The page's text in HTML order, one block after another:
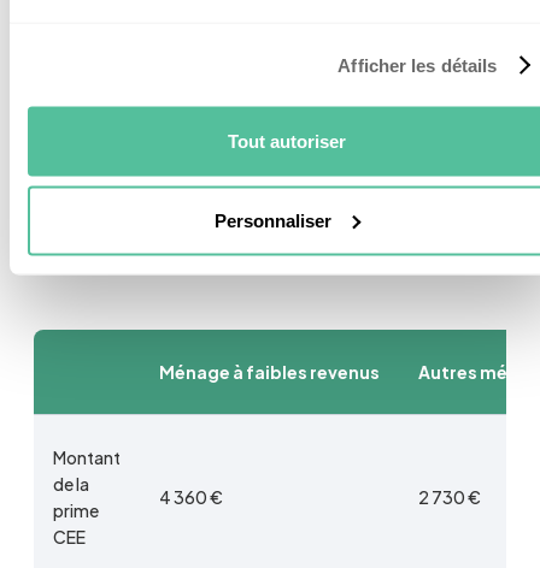
Afficher les détails
Tout autoriser
Personnaliser
un appareil moins polluant. Son montant varie en
fonction de vos revenu,mais elle est intéressante
Ménage à faibles revenus Autres
Montant
de la
prime
CEE
4 360 € 2 730 €